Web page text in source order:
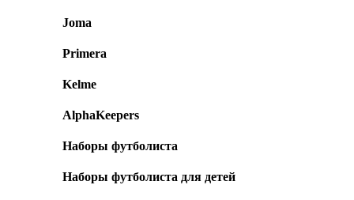
Joma
Primera
Kelme
AlphaKeepers
Наборы футболиста
Наборы футболиста для детей